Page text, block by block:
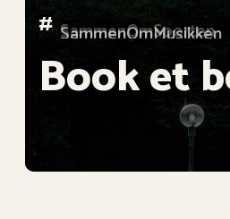
# SammenOmMusikken
Book et